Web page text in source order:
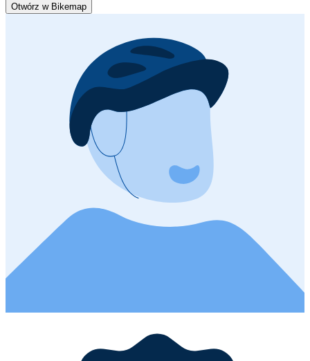
Otwórz w Bikemap